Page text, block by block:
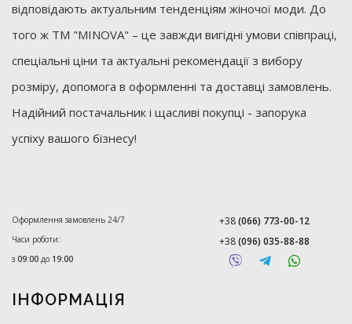
відповідають актуальним тенденціям жіночої моди. До
того ж ТМ "MINOVA" – це завжди вигідні умови співпраці,
спеціальні ціни та актуальні рекомендації з вибору
розміру, допомога в оформленні та доставці замовлень.
Надійний постачальник і щасливі покупці - запорука
успіху вашого бізнесу!
Оформлення замовлень 24/7
Часи роботи:
з 09:00 до 19:00
+38(066) 773-00-12
+38(096) 035-88-88
ІНФОРМАЦІЯ